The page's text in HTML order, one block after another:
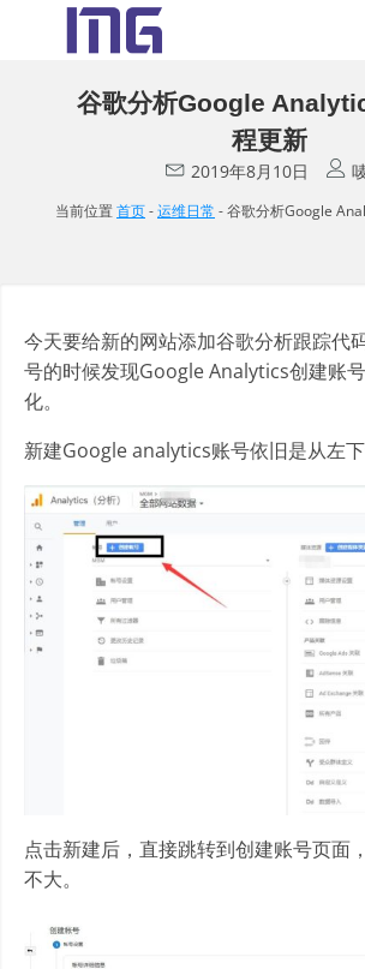
谷歌分析Google
程更新
2019年8月10日
当前位置首页-运维日常 -谷歌分析Google
今天要给新的网站添加谷歌分析跟踪代
号的时候发现Google Analytics创建账
化。
新建Google analytics账号依旧是从左下
点击新建后，直接跳转到创建账号页面
不大。